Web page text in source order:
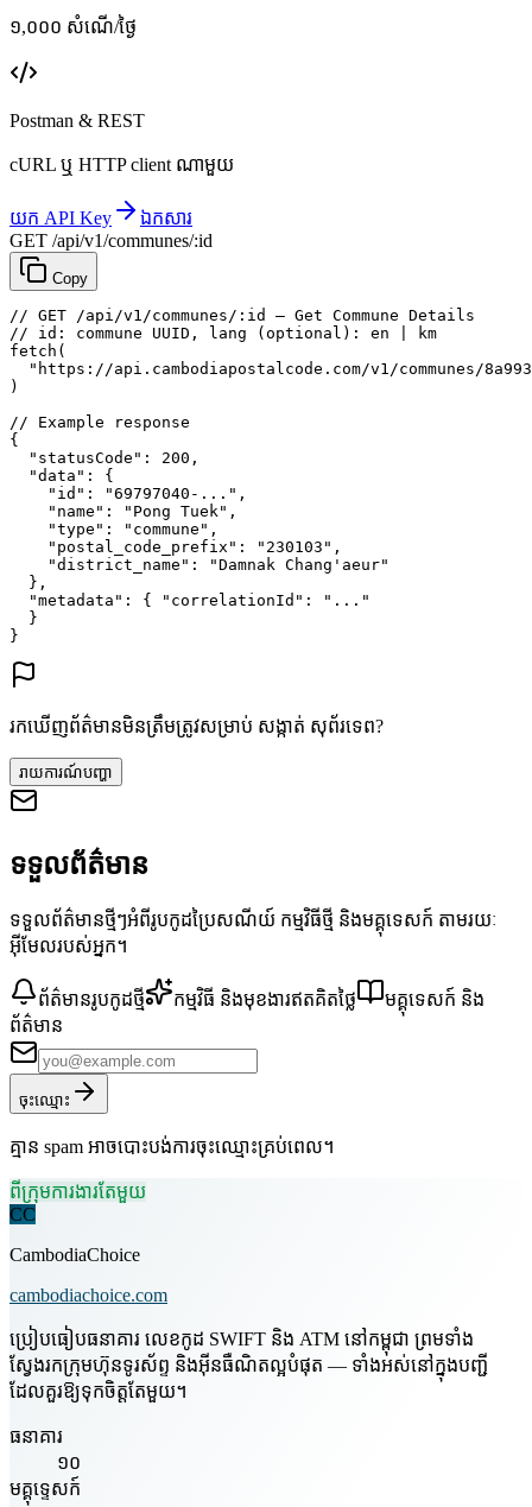
១,០០០ សំណើ/ថ្ងៃ
Postman & REST
cURL ឬ HTTP client ណាមួយ
យក API Key
ឯកសារ
GET /api/v1/communes/:id
Copy
// GET /api/v1/communes/:id — Get Commune Details
// id: commune UUID, lang (optional): en | km
fetch (
"https://api.cambodiapostalcode.com/v1/communes/
)
// Example response
{
"statusCode" : 200 ,
"data" : {
"id" : "69797040-..." ,
"name" : "Pong Tuek" ,
"type" : "commune" ,
"postal_code_prefix" : "230103" ,
"district_name" :
"Damnak Chang'aeur"
},
"metadata" : { "correlationId" :
"..."
}
}
រកឃើញព័ត៌មានមិនត្រឹមត្រូវសម្រាប់ សង្កាត់ សុព័រទេព?
រាយការណ៍បញ្ហា
ទទួលព័ត៌មាន
ទទួលព័ត៌មានថ្មីៗអំពីរូបកូដប្រៃសណីយ៍ កម្មវិធីថ្មី និងមគ្គុទេសក៍ តាមរយៈ
អ៊ីមែលរបស់អ្នក។
ព័ត៌មានរូបកូដថ្មី កម្មវិធី និងមុខងារឥតគិតថ្លៃ
មគ្គុទេសក៍ និង
ព័ត៌មាន
ចុះឈ្មោះ
គ្មាន spam អាចបោះបង់ការចុះឈ្មោះគ្រប់ពេល។
ពីក្រុមការងារតែមួយ
CC
CambodiaChoice
cambodiachoice.com
ប្រៀបធៀបធនាគារ លេខកូដ SWIFT និង ATM នៅកម្ពុជា ព្រមទាំង
ស្វែងរកក្រុមហ៊ុនទូរស័ព្ទ និងអ៊ីនធឺណិតល្អបំផុត — ទាំងអស់នៅក្នុងបញ្ជី
ដែលគួរឱ្យទុកចិត្តតែមួយ។
ធនាគារ
១០
មគ្គុទ្ទេសក៍